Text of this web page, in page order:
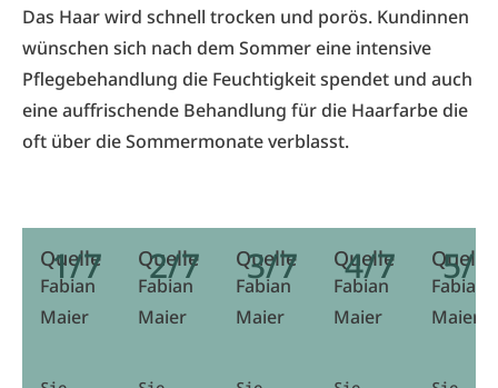
Das Haar wird schnell trocken und porös. Kundinnen
wünschen sich nach dem Sommer eine intensive
Pflegebehandlung die Feuchtigkeit spendet und auch
eine auffrischende Behandlung für die Haarfarbe die
oft über die Sommermonate verblasst.
1/7
Quelle
Fabian
Maier
2/7
Quelle
Fabian
Maier
3/7
Quelle
Fabian
Maier
4/7
Quelle
Fabian
Maier
5/7
Quelle
Fabian
Maier